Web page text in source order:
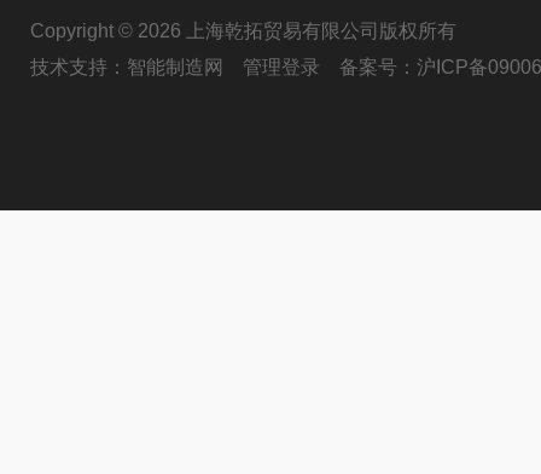
Copyright © 2026 上海乾拓贸易有限公司版权所有
技术支持： 智能制造网 管理登录 备案号： 沪ICP备